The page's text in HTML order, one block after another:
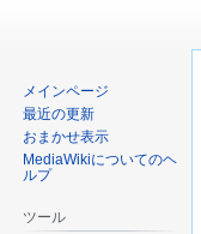
メインページ
最近の更新
おまかせ表示
MediaWikiについてのヘ
ルプ
ツール